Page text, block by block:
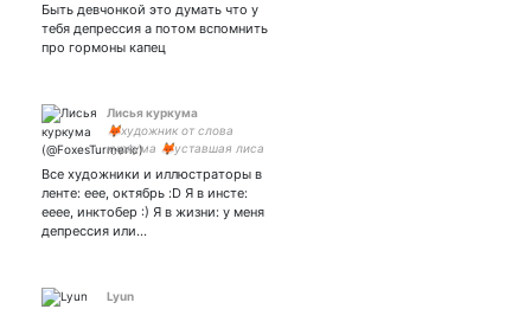
Быть девчонкой это думать что у
тебя депрессия а потом вспомнить
про гормоны капец
Лисья куркума
🦊художник от слова
куркума 🦊уставшая лиса
всем пис
Все художники и иллюстраторы в
ленте: еее, октябрь :D Я в инсте:
ееее, инктобер :) Я в жизни: у меня
депрессия или…
Lyun